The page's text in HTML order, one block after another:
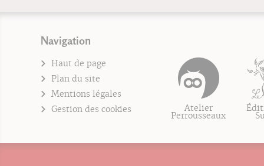
Navigation
Haut de page
Plan du site
Mentions légales
Gestion des cookies
Atelier
Perrousseaux